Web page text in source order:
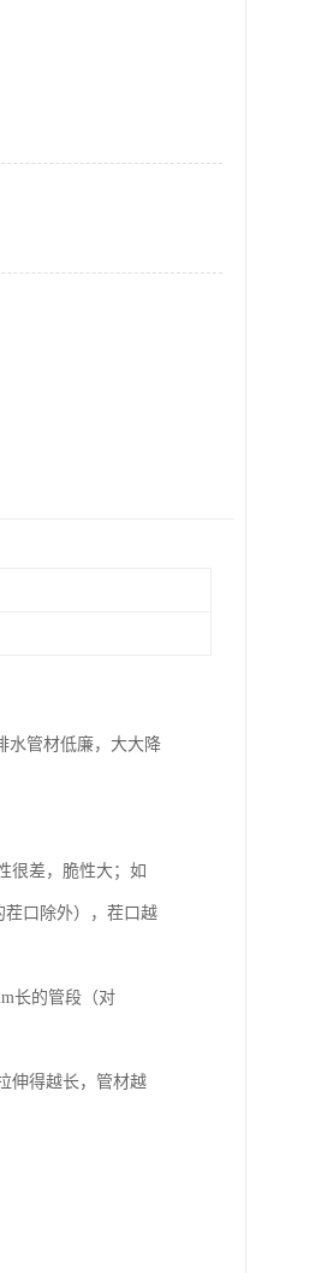
水管材低廉，大大降
很差，脆性大；如
茬口除外），茬口越
长的管段（对
伸得越长，管材越